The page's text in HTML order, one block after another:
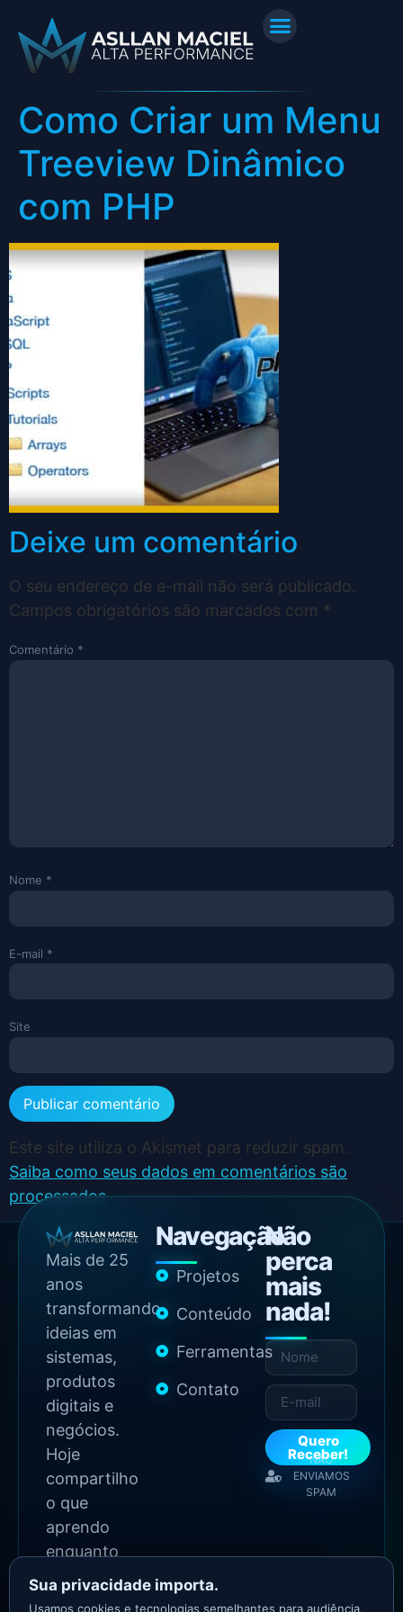
Como Criar um Menu
Treeview Dinâmico
com PHP
Deixe um comentário
O seu endereço de e-mail não será publicado.
Campos obrigatórios são marcados com *
Comentário *
Nome *
E-mail *
Site
Este site utiliza o Akismet para reduzir spam.
Saiba como seus dados em comentários são
processados.
Mais de 25
anos
transformando
ideias em
sistemas,
produtos
digitais e
negócios.
Hoje
compartilho
o que
aprendo
enquanto
continuo
construindo.
Navegação
Projetos
Conteúdo
Ferramentas
Contato
Não
perca
mais
nada!
Quero
Receber!
NÃO
ENVIAMOS
SPAM
Sua privacidade importa.
Usamos cookies e tecnologias semelhantes para audiência,